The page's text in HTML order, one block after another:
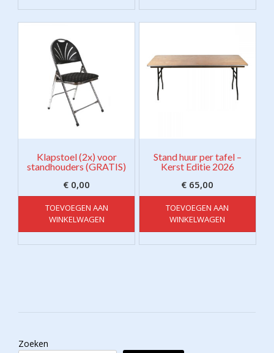
Klapstoel (2x) voor
standhouders (GRATIS)
€ 0,00
TOEVOEGEN AAN
WINKELWAGEN
Stand huur per tafel –
Kerst Editie 2026
€ 65,00
TOEVOEGEN AAN
WINKELWAGEN
Zoeken